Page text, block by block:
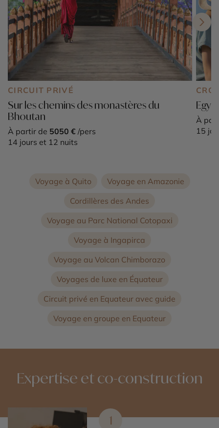
CIRCUIT PRIVÉ
Sur les chemins des monastères du
Bhoutan
À partir de 5050 € /pers
14 jours et 12 nuits
À
15
Voyage à Quito
Voyage en Amazonie
Cordillères des Andes
Voyage au Parc National Cotopaxi
Voyage à Ingapirca
Voyage au Volcan Chimborazo
Voyages de luxe en Équateur
Circuit privé en Equateur avec guide
Voyage en groupe en Equateur
Expertise et co-construction
1